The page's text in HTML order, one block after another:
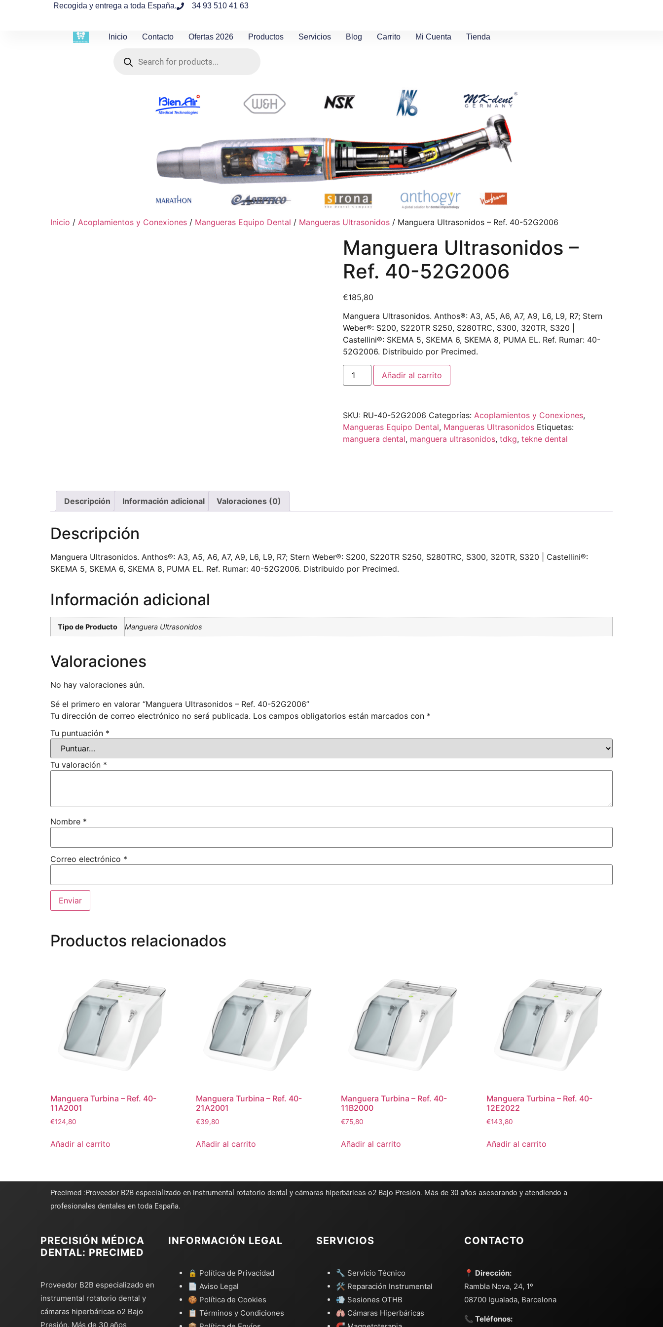
Recogida y entrega a toda España. 34 93 510 41 63
Inicio Contacto Ofertas 2026 Productos Servicios Blog Carrito Mi Cuenta Tienda
Inicio / Acoplamientos y Conexiones / Mangueras Equipo Dental / Mangueras Ultrasonidos / Manguera Ultrasonidos – Ref. 40-52G2006
Manguera Ultrasonidos –
Ref. 40-52G2006
€185,80
Manguera Ultrasonidos. Anthos®: A3, A5, A6, A7, A9, L6, L9, R7; Stern
Weber®: S200, S220TR S250, S280TRC, S300, 320TR, S320 |
Castellini®: SKEMA 5, SKEMA 6, SKEMA 8, PUMA EL. Ref. Rumar: 40-
52G2006. Distribuido por Precimed.
Añadir al carrito
SKU: RU-40-52G2006 Categorías: Acoplamientos y Conexiones,
Mangueras Equipo Dental, Mangueras Ultrasonidos Etiquetas:
manguera dental, manguera ultrasonidos, tdkg, tekne dental
Descripción Información adicional Valoraciones (0)
Descripción
Manguera Ultrasonidos. Anthos®: A3, A5, A6, A7, A9, L6, L9, R7; Stern Weber®: S200, S220TR S250, S280TRC, S300, 320TR, S320 | Castellini®:
SKEMA 5, SKEMA 6, SKEMA 8, PUMA EL. Ref. Rumar: 40-52G2006. Distribuido por Precimed.
Información adicional
Tipo de Producto Manguera Ultrasonidos
Valoraciones
No hay valoraciones aún.
Sé el primero en valorar “Manguera Ultrasonidos – Ref. 40-52G2006”
Tu dirección de correo electrónico no será publicada. Los campos obligatorios están marcados con *
Tu puntuación *
Tu valoración *
Nombre *
Correo electrónico *
Productos relacionados
Manguera Turbina – Ref. 40-
11A2001
€124,80
Añadir al carrito
Manguera Turbina – Ref. 40-
21A2001
€39,80
Añadir al carrito
Manguera Turbina – Ref. 40-
11B2000
€75,80
Añadir al carrito
Manguera Turbina – Ref. 40-
12E2022
€143,80
Añadir al carrito
Precimed :Proveedor B2B especializado en instrumental rotatorio dental y cámaras hiperbáricas o2 Bajo Presión. Más de 30 años asesorando y atendiendo a
profesionales dentales en toda España.
PRECISIÓN MÉDICA
DENTAL: PRECIMED
Proveedor B2B especializado en
instrumental rotatorio dental y
cámaras hiperbáricas o2 Bajo
Presión. Más de 30 años
INFORMACIÓN LEGAL
🔒 Política de Privacidad
📄 Aviso Legal
🍪 Política de Cookies
📋 Términos y Condiciones
SERVICIOS
🔧 Servicio Técnico
🛠️ Reparación Instrumental
💨 Sesiones OTHB
🫁 Cámaras Hiperbáricas
CONTACTO
📍 Dirección:
Rambla Nova, 24, 1º
08700 Igualada, Barcelona
📞 Teléfonos: